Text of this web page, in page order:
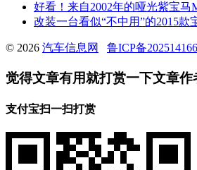
好看！来自2002年的哑光紫宝马
改装一台看似“不中用”的2015款
© 2026 汽车信息网 鲁ICP备
觉得文章有用就打赏一下文章作
支付宝扫一扫打赏